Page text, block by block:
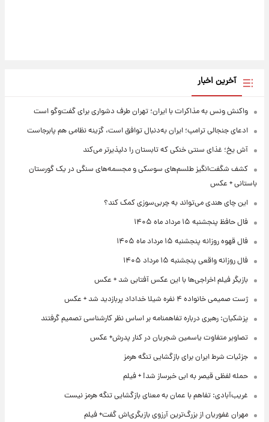
آخرین اخبار
واکنش ونس به مذاکرات با ایران؛ تهران طرف دشواری برای گفت‌وگو است
ادعای جنجالی ترامپ؛ ایران به‌دنبال توافق است، گزینه نظامی هم پابرجاست
آش یخ؛ غذای سنتی خنکی که تابستان را دلپذیرتر می‌کند
کشف شگفت‌انگیز طلسم‌های سوسکی و مجسمه‌های سنگی در یک گورستان
باستانی + عکس
این چای هندی می‌تواند به چربی‌سوزی کمک کند؟
فال حافظ پنجشنبه ۱۵ مرداد ماه ۱۴۰۵
فال قهوه روزانه پنجشنبه ۱۵ مرداد ماه ۱۴۰۵
فال روزانه واقعی پنجشنبه ۱۵ مرداد ۱۴۰۵
بازیگر فیلم اخراجی‌ها با این عکس آفتابی شد + عکس
ژست صمیمی خانواده ۴ نفره شیلا خداداد پربازدید شد + عکس
پزشکیان: رهبری درباره تفاهمنامه بر اساس نظر کارشناسی تصمیم گرفتند
تصاویر متفاوت یاسمین شجریان در کنار پدرش+ عکس
جزئیات شرط ایران برای بازگشایی تنگه هرمز
حمله لفظی قیصر به ابی خبرساز شد! + فیلم
غریب‌آبادی: تفاهم با عمان به معنای بازگشایی تنگه هرمز نیست
مهران غفوریان از بزرگ‌ترین آرزوی بازیگری‌اش گفت+ فیلم